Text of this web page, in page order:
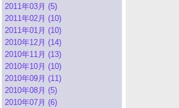
2011年03月 (5)
2011年02月 (10)
2011年01月 (10)
2010年12月 (14)
2010年11月 (13)
2010年10月 (10)
2010年09月 (11)
2010年08月 (5)
2010年07月 (6)